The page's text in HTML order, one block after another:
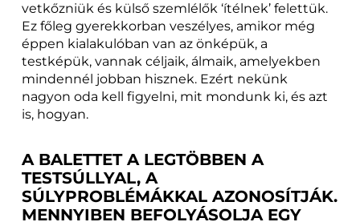
vetkőzniük és külső szemlélők ‘ítélnek’ felettük.
Ez főleg gyerekkorban veszélyes, amikor még
éppen kialakulóban van az önképük, a
testképük, vannak céljaik, álmaik, amelyekben
mindennél jobban hisznek. Ezért nekünk
nagyon oda kell figyelni, mit mondunk ki, és azt
is, hogyan.
A BALETTET A LEGTÖBBEN A
TESTSÚLLYAL, A
SÚLYPROBLÉMÁKKAL AZONOSÍTJÁK.
MENNYIBEN BEFOLYÁSOLJA EGY